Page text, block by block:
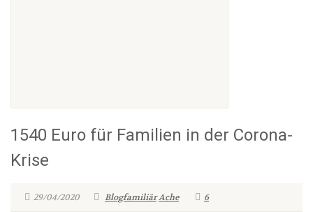
1540 Euro für Familien in der Corona-
Krise
29/04/2020 BlogfamiliärAche 6